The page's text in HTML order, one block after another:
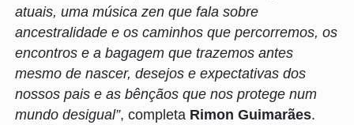
atuais, uma música zen que fala sobre
ancestralidade e os caminhos que percorremos, os
encontros e a bagagem que trazemos antes
mesmo de nascer, desejos e expectativas dos
nossos pais e as bênçãos que nos protege num
mundo desigual”, completa Rimon Guimarães.